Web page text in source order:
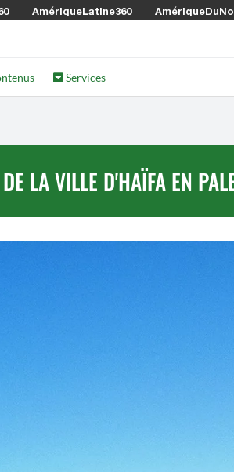
AmériqueLatine360
Services
LA VILLE D'HAÏFA EN